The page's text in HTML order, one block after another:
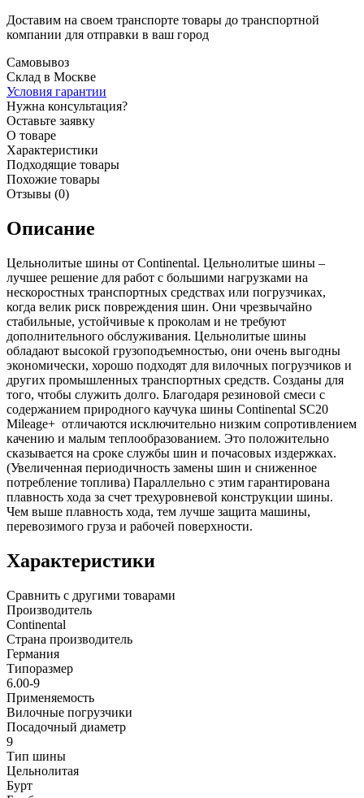
Доставим на своем транспорте товары до транспортной
компании для отправки в ваш город
Самовывоз
Склад в Москве
Условия гарантии
Нужна консультация?
Оставьте заявку
О товаре
Характеристики
Подходящие товары
Похожие товары
Отзывы (0)
Описание
Цельнолитые шины от Continental. Цельнолитые шины –
лучшее решение для работ с большими нагрузками на
нескоростных транспортных средствах или погрузчиках,
когда велик риск повреждения шин. Они чрезвычайно
стабильные, устойчивые к проколам и не требуют
дополнительного обслуживания. Цельнолитые шины
обладают высокой грузоподъемностью, они очень выгодны
экономически, хорошо подходят для вилочных погрузчиков и
других промышленных транспортных средств. Созданы для
того, чтобы служить долго. Благодаря резиновой смеси с
содержанием природного каучука шины Continental SC20
Mileage+ отличаются исключительно низким сопротивлением
качению и малым теплообразованием. Это положительно
сказывается на сроке службы шин и почасовых издержках.
(Увеличенная периодичность замены шин и сниженное
потребление топлива) Параллельно с этим гарантирована
плавность хода за счет трехуровневой конструкции шины.
Чем выше плавность хода, тем лучше защита машины,
перевозимого груза и рабочей поверхности.
Характеристики
Сравнить с другими товарами
Производитель
Continental
Страна производитель
Германия
Типоразмер
6.00-9
Применяемость
Вилочные погрузчики
Посадочный диаметр
9
Тип шины
Цельнолитая
Бурт